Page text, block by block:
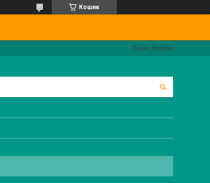
Кошик
Львів, Україна